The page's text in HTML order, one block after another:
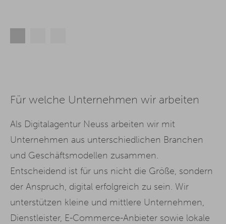
Für welche Unternehmen wir arbeiten
Als Digitalagentur Neuss arbeiten wir mit
Unternehmen aus unterschiedlichen Branchen
und Geschäftsmodellen zusammen.
Entscheidend ist für uns nicht die Größe, sondern
der Anspruch, digital erfolgreich zu sein. Wir
unterstützen kleine und mittlere Unternehmen,
Dienstleister, E-Commerce-Anbieter sowie lokale